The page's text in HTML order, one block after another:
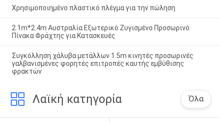
Χρησιμοποιημένο πλαστικό πλέγμα για την πώληση
2.1m*2.4m Αυστραλία Εξωτερικό Ζυγισμένο Προσωρινό
Πίνακα Φράχτης για Κατασκευές
Συγκόλληση χάλυβα μετάλλων 1.5m κινητές προσωρινές
γαλβανισμένες φορητές επιτροπές καυτής εμβύθισης
φρακτών
Λαϊκή κατηγορία Όλα